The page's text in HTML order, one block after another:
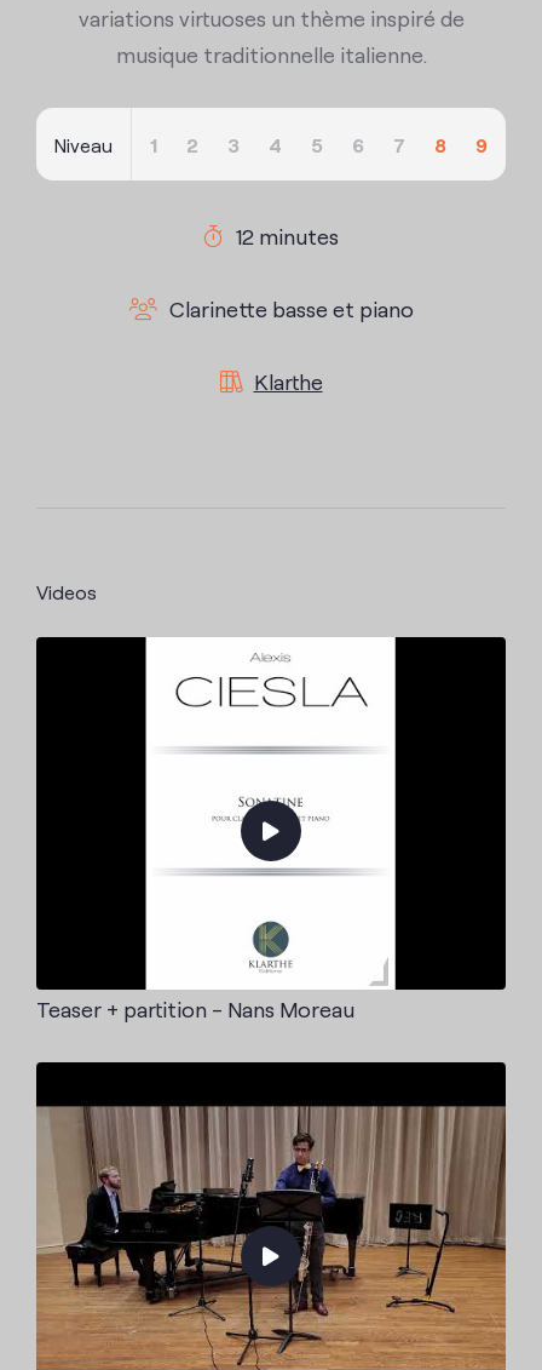
variations virtuoses un thème inspiré de
musique traditionnelle italienne.
Niveau 1 2 3 4 5 6 7 8 9
12 minutes
Clarinette basse et piano
Klarthe
Videos
Teaser + partition - Nans Moreau